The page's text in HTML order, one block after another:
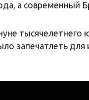
а современный
тысячелетнего
запечатлеть для